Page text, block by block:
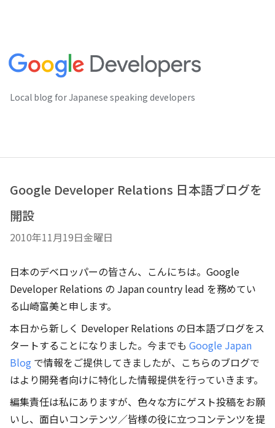
Local blog for Japanese speaking developers
Google Developer Relations 日本語ブログを
開設
2010年11月19日金曜日
日本のデベロッパーの皆さん、こんにちは。Google
Developer Relations の Japan country lead を務めてい
る山崎富美と申します。
本日から新しく Developer Relations の日本語ブログをス
タートすることになりました。今までも Google Japan
Blog で情報をご提供してきましたが、こちらのブログで
はより開発者向けに特化した情報提供を行っていきます。
編集責任は私にありますが、色々な方にゲスト投稿をお願
いし、面白いコンテンツ／皆様の役に立つコンテンツを提